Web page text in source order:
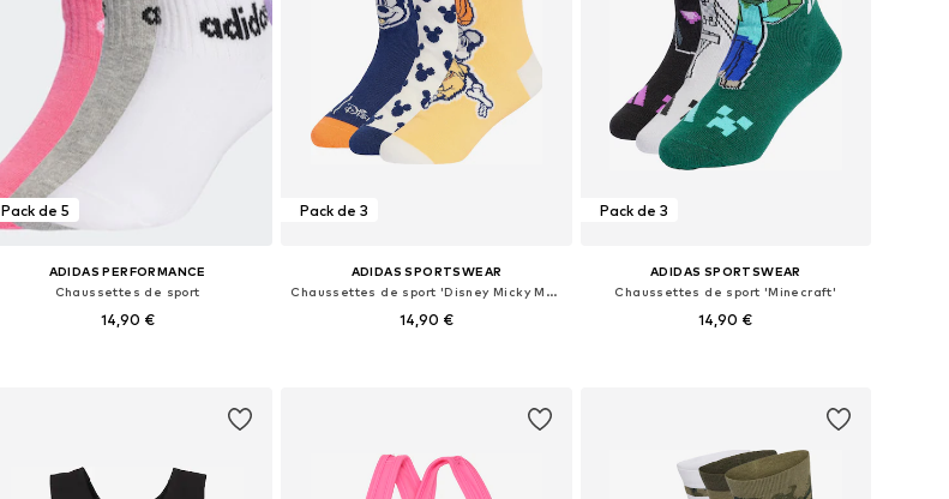
Pack de 5
ADIDAS PERFORMANCE
Chaussettes de sport
14,90 €
Pack de 3
ADIDAS SPORTSWEAR
Chaussettes de sport 'Disney Micky Maus'
14,90 €
Pack de 3
ADIDAS SPORTSWEAR
Chaussettes de sport 'Minecraft'
14,90 €